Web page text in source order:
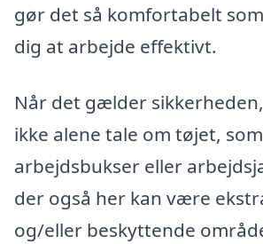
gør det så komfortabelt
dig at arbejde effektivt.
Når det gælder
ikke alene tale om tøjet,
arbejdsbukser eller
der også her kan være
og/eller beskyttende